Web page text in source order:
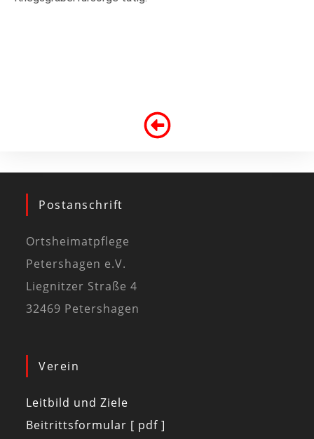
Postanschrift
Ortsheimatpflege
Petershagen e.V.
Liegnitzer Straße 4
32469 Petershagen
Verein
Leitbild und Ziele
Beitrittsformular [ pdf ]